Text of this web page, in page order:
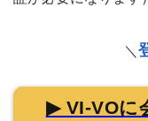
＼
▶ VI-VOに